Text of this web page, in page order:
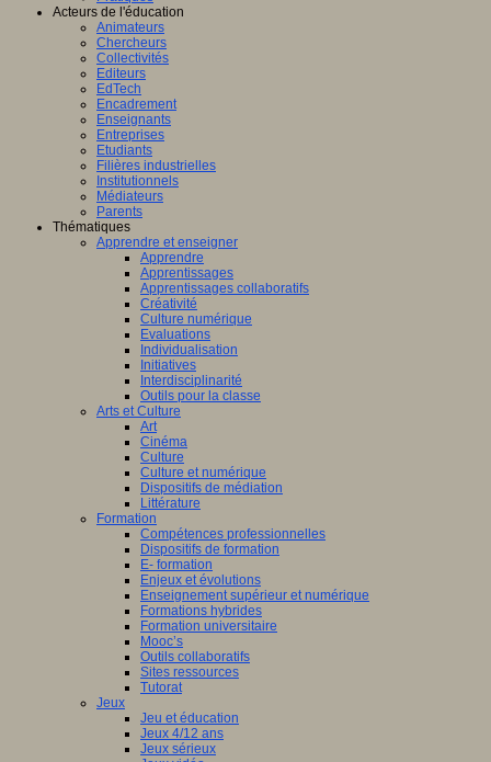
Acteurs de l'éducation
Animateurs
Chercheurs
Collectivités
Editeurs
EdTech
Encadrement
Enseignants
Entreprises
Etudiants
Filières industrielles
Institutionnels
Médiateurs
Parents
Thématiques
Apprendre et enseigner
Apprendre
Apprentissages
Apprentissages collaboratifs
Créativité
Culture numérique
Evaluations
Individualisation
Initiatives
Interdisciplinarité
Outils pour la classe
Arts et Culture
Art
Cinéma
Culture
Culture et numérique
Dispositifs de médiation
Littérature
Formation
Compétences professionnelles
Dispositifs de formation
E- formation
Enjeux et évolutions
Enseignement supérieur et numérique
Formations hybrides
Formation universitaire
Mooc’s
Outils collaboratifs
Sites ressources
Tutorat
Jeux
Jeu et éducation
Jeux 4/12 ans
Jeux sérieux